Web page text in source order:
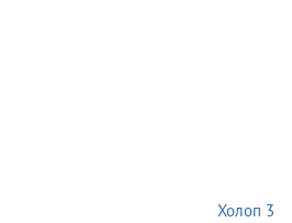
Холоп 3